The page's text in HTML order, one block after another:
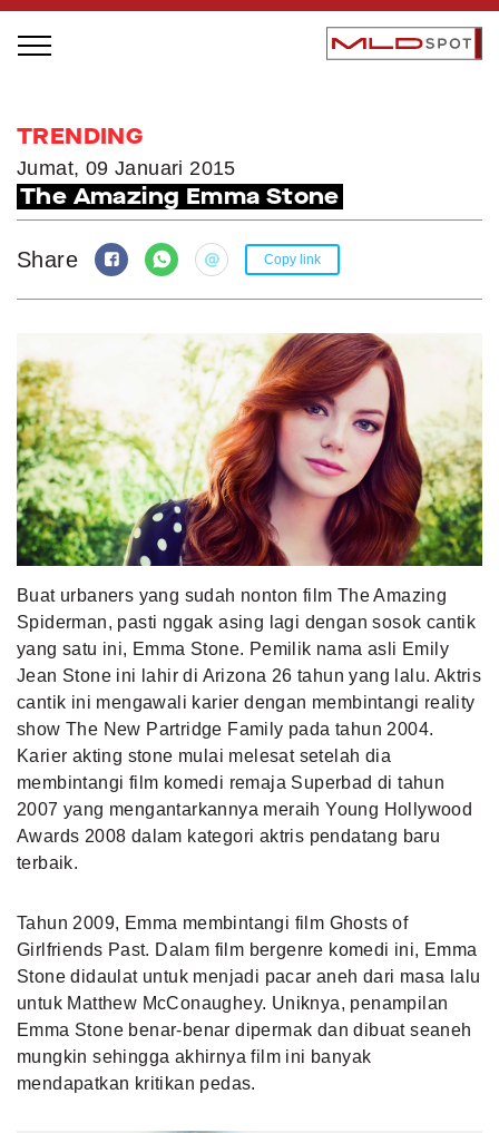
LOCAL GREATNESS
INSPIRING PEOPLE
INSPIRING PLACES
INSPIRING COMMUNITIES
TRENDING
EVENTS
MLDPODCAST
VIDEOS
MLDPOINTS
SEARCH
TRENDING
Jumat, 09 Januari 2015
The Amazing Emma Stone
Share Copy link
Buat urbaners yang sudah nonton film The Amazing
Spiderman, pasti nggak asing lagi dengan sosok cantik
yang satu ini, Emma Stone. Pemilik nama asli Emily
Jean Stone ini lahir di Arizona 26 tahun yang lalu. Aktris
cantik ini mengawali karier dengan membintangi reality
show The New Partridge Family pada tahun 2004.
Karier akting stone mulai melesat setelah dia
membintangi film komedi remaja Superbad di tahun
2007 yang mengantarkannya meraih Young Hollywood
Awards 2008 dalam kategori aktris pendatang baru
terbaik.
Tahun 2009, Emma membintangi film Ghosts of
Girlfriends Past. Dalam film bergenre komedi ini, Emma
Stone didaulat untuk menjadi pacar aneh dari masa lalu
untuk Matthew McConaughey. Uniknya, penampilan
Emma Stone benar-benar dipermak dan dibuat seaneh
mungkin sehingga akhirnya film ini banyak
mendapatkan kritikan pedas.